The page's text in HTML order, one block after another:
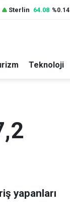
Sterlin 64.08 %0.14
Teknoloji
yapanları